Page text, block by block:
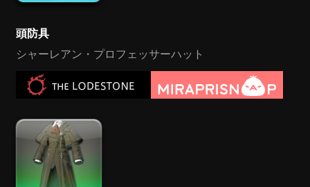
頭防具
シャーレアン・プロフェッサーハット